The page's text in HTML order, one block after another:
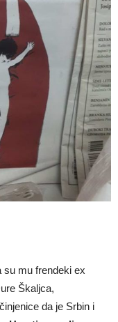
su mu frendeki ex
Škaljca,
da je Srbin i